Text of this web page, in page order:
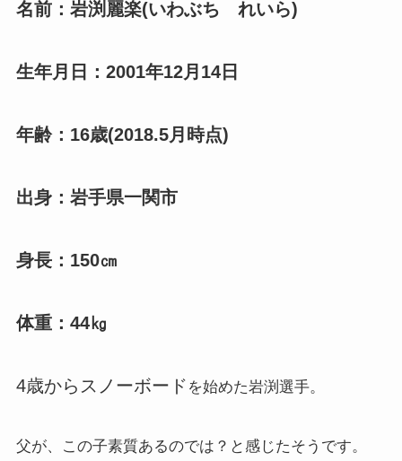
名前：岩渕麗楽(いわぶち れいら)
生年月日：2001年12月14日
年齢：16歳(2018.5月時点)
出身：岩手県一関市
身長：150㎝
体重：44㎏
4歳からスノーボード を始めた岩渕選手。
父が、この子素質あるのでは？と感じたそうです。